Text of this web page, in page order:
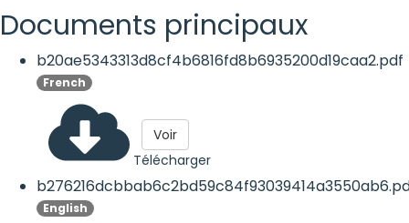
Documents principaux
b20ae5343313d8cf4b6816fd8b6935200d19caa2.pdf
French
Télécharger
Voir
English